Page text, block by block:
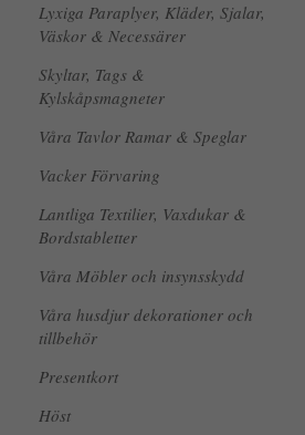
Lyxiga Paraplyer, Kläder, Sjalar,
Väskor & Necessärer
Skyltar, Tags &
Kylskåpsmagneter
Våra Tavlor Ramar & Speglar
Vacker Förvaring
Lantliga Textilier, Vaxdukar &
Bordstabletter
Våra Möbler och insynsskydd
Våra husdjur dekorationer och
tillbehör
Presentkort
Höst